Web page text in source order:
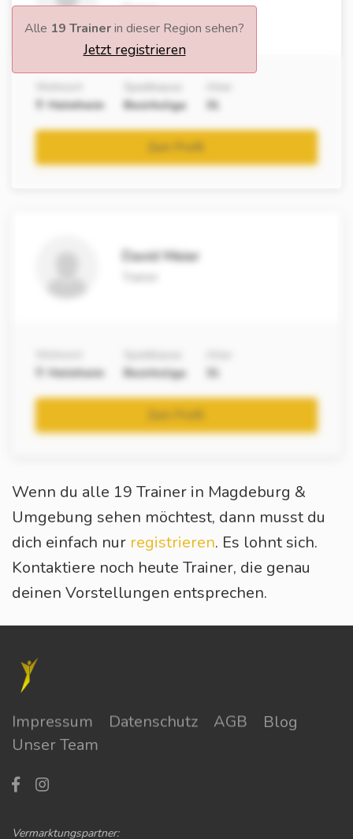
Trainer
Helmheim
Bezirksliga
31
Zum Profil
Alle 19 Trainerin dieser Region sehen?
Jetzt registrieren
David Meier
Helmheim
Bezirksliga
31
Wenn du alle 19 Trainer in Magdeburg &
Umgebung sehen möchtest, dann musst du
dich einfach nur registrieren. Es lohnt sich.
Kontaktiere noch heute Trainer, die genau
deinen Vorstellungen entsprechen.
Impressum Datenschutz AGB
Blog
Unser Team
Vermarktungspartner: